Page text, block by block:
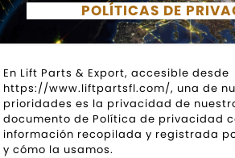
POLÍTICAS DE
En Lift Parts & Export, accesible desde
https://www.liftpartsfl.com/, una de
prioridades es la privacidad de
documento de Política de privacidad
información recopilada y registrada
y cómo la usamos.